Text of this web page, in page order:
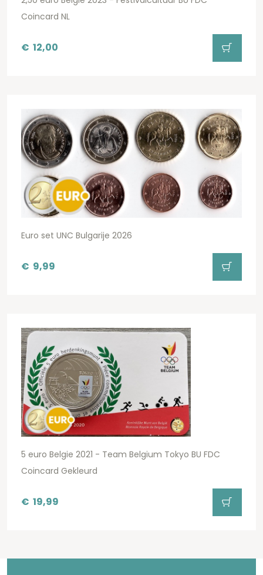
Coincard NL
€ 12,00
Euro set UNC Bulgarije 2026
€ 9,99
5 euro Belgie 2021 - Team Belgium Tokyo BU FDC
Coincard Gekleurd
€ 19,99